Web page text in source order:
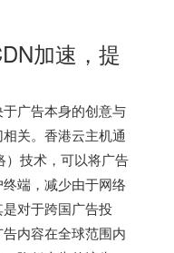
加速，提
广告本身的创意与
关。 香港云主机通
）技术，可以将广告
端，减少由于网络
对于跨国广告投
内容在全球范围内